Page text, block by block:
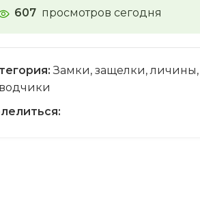
607 просмотров сегодня
Замки, защелки, личины,